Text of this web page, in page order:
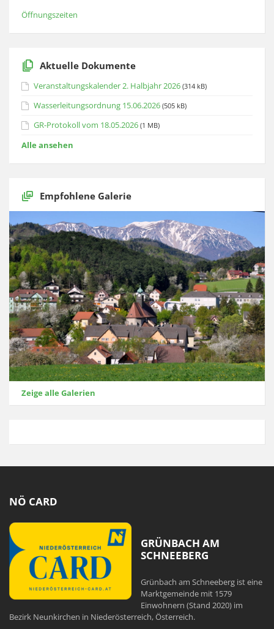
Öffnungszeiten
Aktuelle Dokumente
Veranstaltungskalender 2. Halbjahr 2026 (314 kB)
Wasserleitungsordnung 15.06.2026 (505 kB)
GR-Protokoll vom 18.05.2026 (1 MB)
Alle ansehen
Empfohlene Galerie
Zeige alle Galerien
NÖ CARD
GRÜNBACH AM
SCHNEEBERG
Grünbach am Schneeberg ist eine
Marktgemeinde mit 1579
Einwohnern (Stand 2020) im
Bezirk Neunkirchen in Niederösterreich, Österreich.